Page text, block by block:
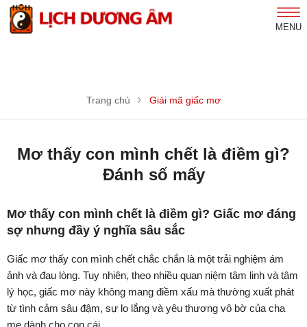
MENU
Trang chủ Giải mã giấc mơ
Mơ thấy con mình chết là điềm gì?
Đánh số mấy
Mơ thấy con mình chết là điềm gì? Giấc mơ đáng
sợ nhưng đầy ý nghĩa sâu sắc
Giấc mơ thấy con mình chết chắc chắn là một trải nghiệm ám
ảnh và đau lòng. Tuy nhiên, theo nhiều quan niệm tâm linh và tâm
lý học, giấc mơ này không mang điềm xấu mà thường xuất phát
từ tình cảm sâu đậm, sự lo lắng và yêu thương vô bờ của cha